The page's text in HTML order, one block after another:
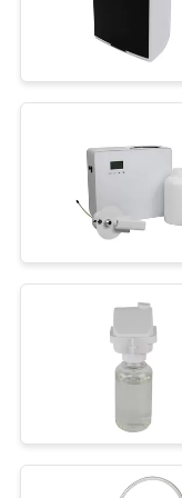
ΖΗΤΉΣΤΕ
ΈΝΑ
ΑΠΌΣΠΑΣΜΑ
SITEMAP
ΠΟΛΙΤΙΚΉ
ΑΠΟΡΡΉΤΟΥ